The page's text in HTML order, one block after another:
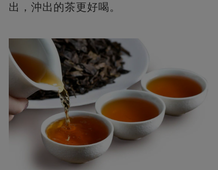
出，沖出的茶更好喝。